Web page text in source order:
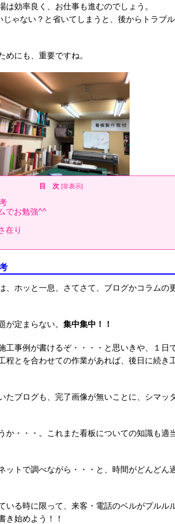
は効率良く、お仕事も進むのでしょう。
ゃない？と省いてしまうと、後からトラブ
にも、重要ですね。
目 次 [非表示]
でお勉強^^
在り
、ホッと一息、さてさて、ブログかコラムの
定まらない。 集中集中！！
工事例が書けるぞ・・・・と思いきや、１日
程とを合わせての作業があれば、後日に続き
たブログも、完了画像が無いことに、シマッ
か・・・。これまた看板についての知識も適
ットで調べながら・・・と、時間がどんどん
いる時に限って、来客・電話のベルがプルル
き始めよう！！